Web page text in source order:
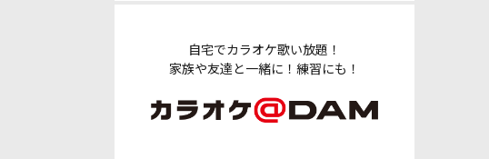
自宅でカラオケ歌い放題！
家族や友達と一緒に！練習にも！